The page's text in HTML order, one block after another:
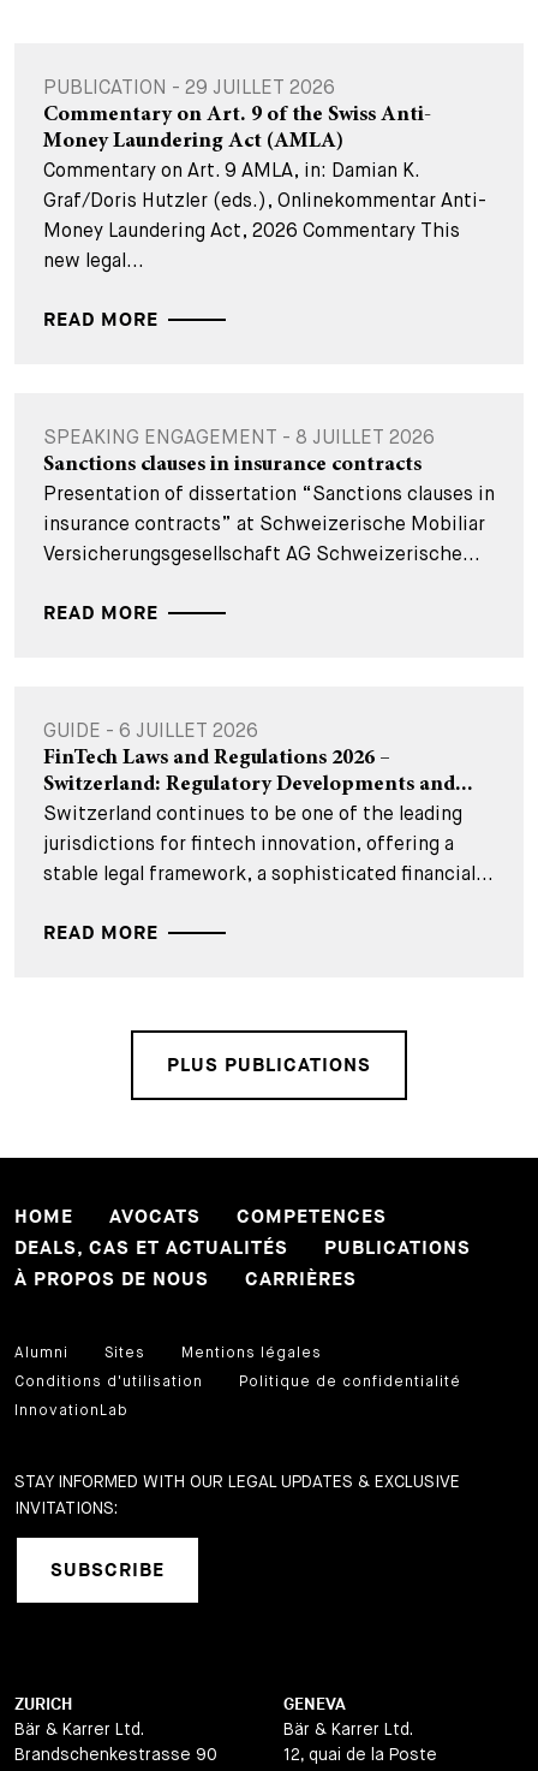
PUBLICATION - 29 JUILLET 2026
Commentary on Art. 9 of the Swiss Anti-
Money Laundering Act (AMLA)
Commentary on Art. 9 AMLA, in: Damian K.
Graf/Doris Hutzler (eds.), Onlinekommentar Anti-
Money Laundering Act, 2026 Commentary This
new legal...
READ MORE
SPEAKING ENGAGEMENT - 8 JUILLET 2026
Sanctions clauses in insurance contracts
Presentation of dissertation “Sanctions clauses in
insurance contracts” at Schweizerische Mobiliar
Versicherungsgesellschaft AG Schweizerische...
READ MORE
GUIDE - 6 JUILLET 2026
FinTech Laws and Regulations 2026 –
Switzerland: Regulatory Developments and...
Switzerland continues to be one of the leading
jurisdictions for fintech innovation, offering a
stable legal framework, a sophisticated financial...
READ MORE
PLUS PUBLICATIONS
HOME AVOCATS
COMPETENCES
DEALS, CAS ET ACTUALITÉS
PUBLICATIONS
À PROPOS DE NOUS
CARRIÈRES
Alumni Sites
Mentions légales
Conditions d'utilisation
Politique de confidentialité
InnovationLab
STAY INFORMED WITH OUR LEGAL UPDATES & EXCLUSIVE
INVITATIONS:
SUBSCRIBE
ZURICH
Bär & Karrer Ltd.
Brandschenkestrasse 90
GENEVA
Bär & Karrer Ltd.
12, quai de la Poste